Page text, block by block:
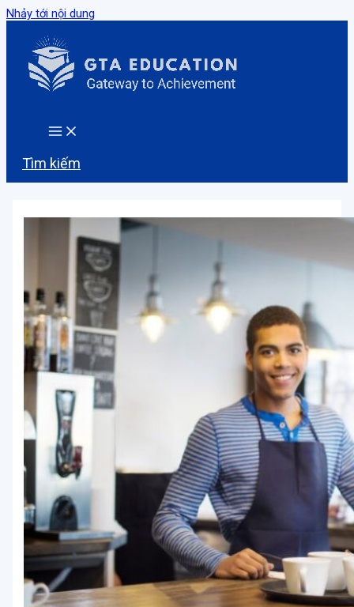
Nhảy tới nội dung
Tìm kiếm